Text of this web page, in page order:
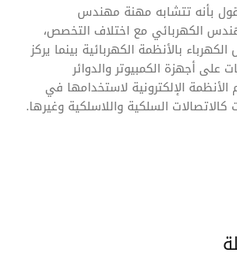
بأنه تتشابه مهنة مهندس
الكهربائي مع اختلاف التخصص،
بالأنظمة الكهربائية بينما يركز
على أجهزة الكمبيوتر والدوائر
الأنظمة الإلكترونية لاستخدامها في
كالاتصالات السلكية واللاسلكية وغيرها.